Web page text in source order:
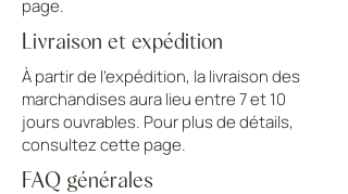
page.
Livraison et expédition
À partir de l'expédition, la livraison des
marchandises aura lieu entre 7 et 10
jours ouvrables. Pour plus de détails,
consultez cette page.
FAQ générales